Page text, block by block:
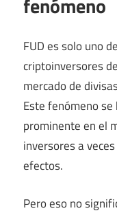
FUD es solo uno
criptoinversores
mercado de
Este fenómeno
prominente en el
inversores a
efectos.
Pero eso no